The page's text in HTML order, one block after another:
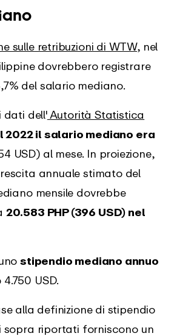
sulle retribuzioni di WTW, nel
dovrebbero registrare
del salario mediano.
dati dell'Autorità Statistica
2022 il salario mediano era
USD) al mese. In proiezione,
annuale stimato del
mensile dovrebbe
20.583 PHP (396 USD) nel
stipendio mediano annuo
4.750 USD.
alla definizione di stipendio
sopra riportati forniscono un